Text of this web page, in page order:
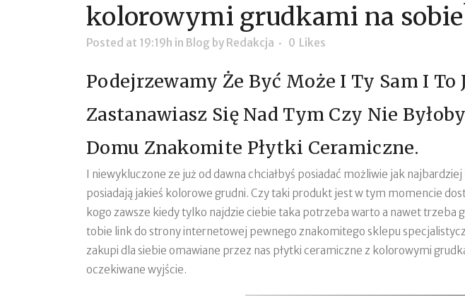
kolorowymi grudkami na
Posted at 19:19h in Blog by Redakcja 0 Likes
Podejrzewamy Że Być Może I Ty Sam I To
Zastanawiasz Się Nad Tym Czy Nie
Domu Znakomite Płytki Ceramiczne.
I niewykluczone ze już od dawna chciałbyś posiadać możliwie jak
posiadają jakieś kolorowe grudni. Czy taki produkt jest w tym momencie
kogo zawsze kiedy tylko najdzie ciebie taka potrzeba warto a nawet
tobie link do strony internetowej pewnego znakomitego sklepu
zakupi dla siebie omawiane przez nas płytki ceramiczne z kolorowymi
oczekiwane wyjście.